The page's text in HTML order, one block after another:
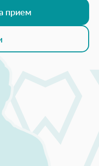
прием